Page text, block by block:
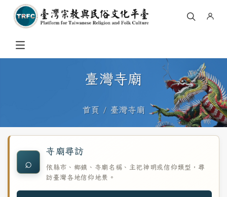
臺灣寺廟
首頁 臺灣寺廟
⌕
寺廟尋訪
依縣市、鄉鎮、寺廟名稱、主祀神明或信仰類型，尋
訪臺灣各地信仰地景。